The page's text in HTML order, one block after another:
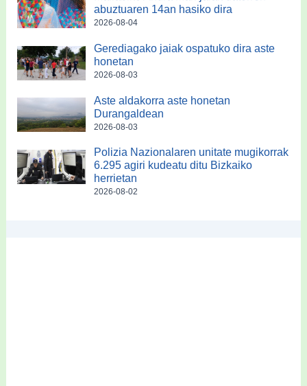
abuztuaren 14an hasiko dira
2026-08-04
Gerediagako jaiak ospatuko dira aste
honetan
2026-08-03
Aste aldakorra aste honetan
Durangaldean
2026-08-03
Polizia Nazionalaren unitate mugikorrak
6.295 agiri kudeatu ditu Bizkaiko
herrietan
2026-08-02